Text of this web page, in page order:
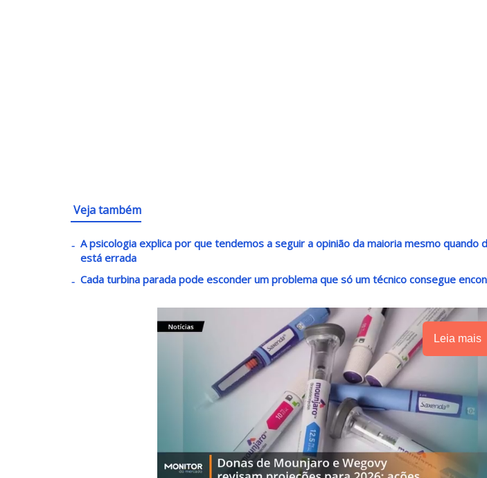
Veja também
A psicologia explica por que tendemos a seguir a opinião da maioria mesmo quando
está errada
Cada turbina parada pode esconder um problema que só um técnico consegue
Leia mais